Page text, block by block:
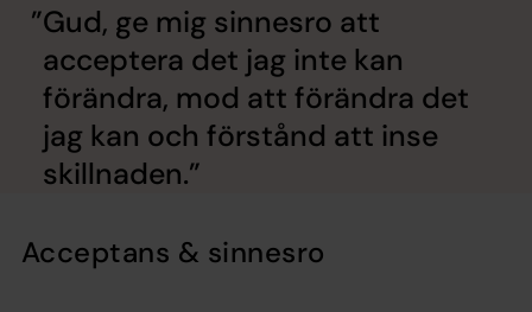
Gud, ge mig sinnesro att
acceptera det jag inte kan
förändra, mod att förändra det
jag kan och förstånd att inse
skillnaden.
Acceptans & sinnesro